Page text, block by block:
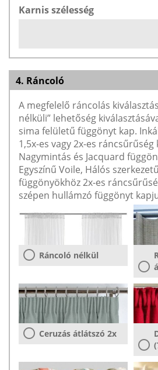
Karnis szélesség
4. Ráncoló
A megfelelő ráncolás
nélküli” lehetőség
sima felületű függönyt kap.
1,5x-es vagy 2x-es ráncsűrűség
Nagymintás és Jacquard
Egyszínű Voile, Hálós
függönyökhöz 2x-es
szépen hullámzó függönyt
Ráncoló nélkül
Ceruzás átlátszó 2x